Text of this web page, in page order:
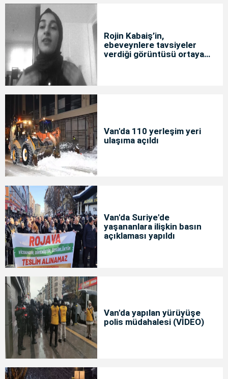
Rojin Kabaiş’in,
ebeveynlere tavsiyeler
verdiği görüntüsü ortaya
Van'da 110 yerleşim yeri
ulaşıma açıldı
Van'da Suriye'de
yaşananlara ilişkin basın
açıklaması yapıldı
Van'da yapılan yürüyüşe
polis müdahalesi (VİDEO)